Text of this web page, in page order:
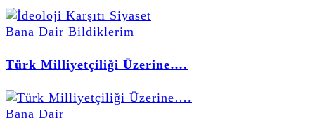
Bana Dair Bildiklerim
Türk Milliyetçiliği Üzerine….
Bana Dair